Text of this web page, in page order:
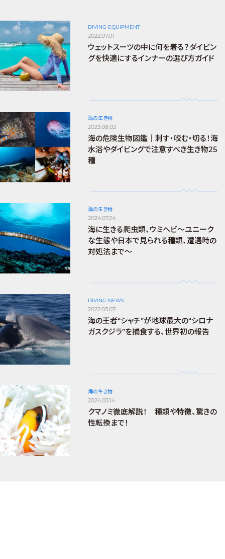
DIVING EQUIPMENT
2022.07.01
ウェットスーツの中に何を着る？ダイビン
グを快適にするインナーの選び方ガイド
海の生き物
2023.08.02
海の危険生物図鑑｜刺す・咬む・切る！海
水浴やダイビングで注意すべき生き物25
種
海の生き物
2024.07.24
海に生きる爬虫類、ウミヘビ～ユニーク
な生態や日本で見られる種類、遭遇時の
対処法まで～
DIVING NEWS
2022.03.07
海の王者“シャチ”が地球最大の“シロナ
ガスクジラ”を捕食する、世界初の報告
海の生き物
2024.03.14
クマノミ徹底解説！ 種類や特徴、驚きの
性転換まで！